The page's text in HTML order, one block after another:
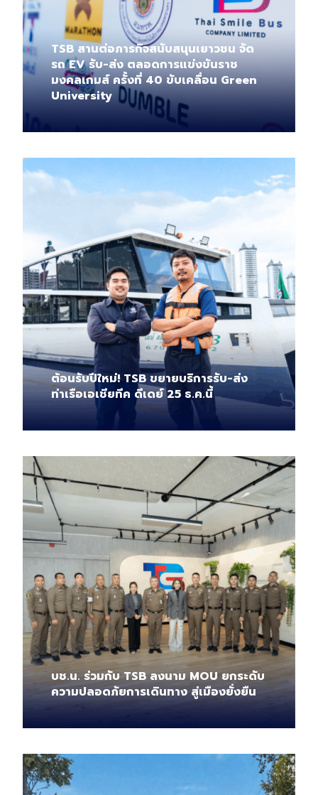
TSB สานต่อภารกิจสนับสนุนเยาวชน จัด
รถ EV รับ-ส่ง ตลอดการแข่งขันราช
มงคลเกมส์ ครั้งที่ 40 ขับเคลื่อน Green
University
ต้อนรับปีใหม่! TSB ขยายบริการรับ-ส่ง
ท่าเรือเอเชียทีค ดีเดย์ 25 ธ.ค.นี้
บช.น. ร่วมกับ TSB ลงนาม MOU ยกระดับ
ความปลอดภัยการเดินทาง สู่เมืองยั่งยืน